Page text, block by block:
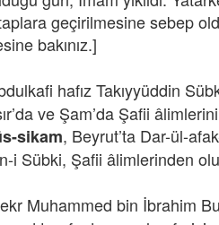
geçirilmesine sebep
bakınız.]
hafız Takıyyüddin
ve Şam’da Şafii
sikam, Beyrut’ta Dar-ül-
i Sübki, Şafii âlimlerinden
Muhammed bin İbrahim